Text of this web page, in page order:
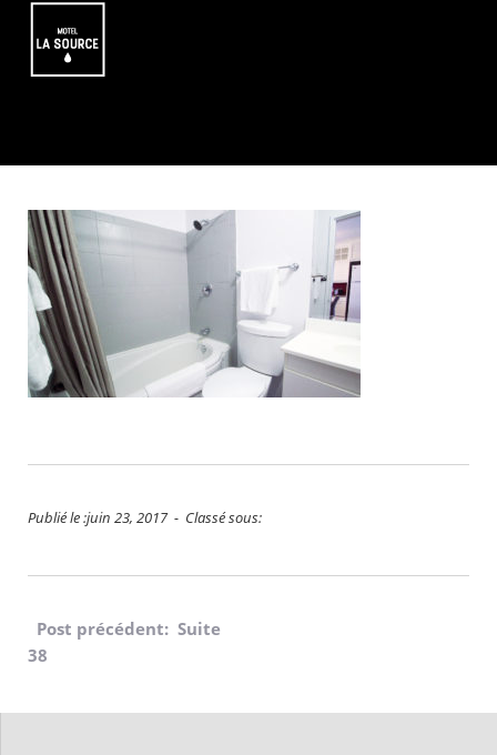
Publié le :juin 23, 2017 - Classé sous:
Navigation
de
l’article
Post précédent: Suite
38